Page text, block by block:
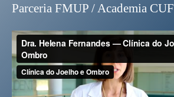
Parceria FMUP / Academia CUF